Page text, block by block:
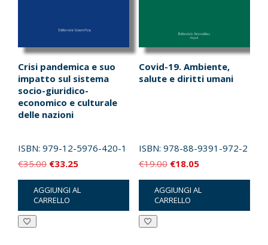
Crisi pandemica e suo
impatto sul sistema
socio-giuridico-
economico e culturale
delle nazioni
ISBN: 979-12-5976-420-1
€35.00 Il
prezzo
originale
era:
€33.25Il
prezzo
attuale
è:
AGGIUNGI AL
CARRELLO
Covid-19. Ambiente,
salute e diritti umani
ISBN: 978-88-9391-972-2
€19.00 Il
prezzo
originale
era:
€18.05Il
prezzo
attuale
è:
AGGIUNGI AL
CARRELLO